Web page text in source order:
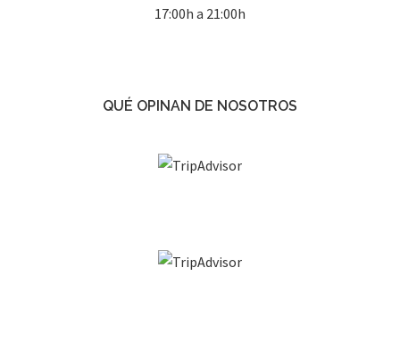
17:00h a 21:00h
QUÉ OPINAN DE NOSOTROS